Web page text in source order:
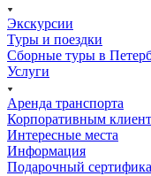
Экскурсии
Туры и поездки
Сборные туры в
Услуги
Аренда транспорта
Корпоративным
Интересные места
Информация
Подарочный